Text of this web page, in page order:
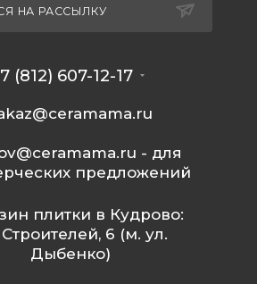
НА РАССЫЛКУ
(812) 607-12-17
- для
предложений
плитки в Кудрово:
6 (м. ул.
Дыбенко)